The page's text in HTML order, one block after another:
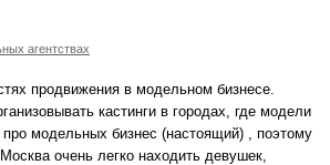
агентствах
продвижения в модельном бизнесе.
кастинги в городах, где модели
модельных бизнес (настоящий) , поэтому
очень легко находить девушек,